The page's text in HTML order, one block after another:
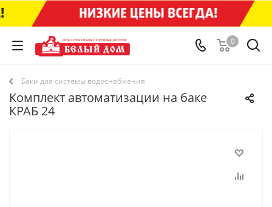
0
Баки для системы водоснабжения
Комплект автоматизации на баке
КРАБ 24